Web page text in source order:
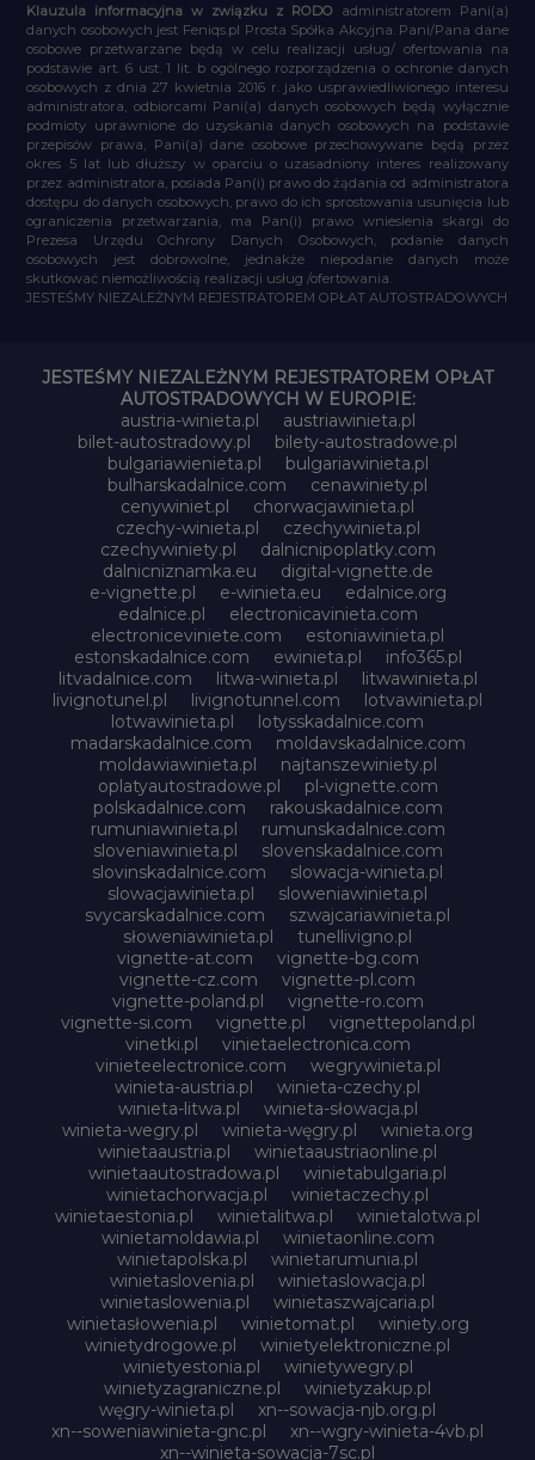
Klauzula informacyjna w związku z RODO administratorem Pani(a)
danych osobowych jest Feniqs.pl Prosta Spółka Akcyjna. Pani/Pana dane
osobowe przetwarzane będą w celu realizacji usług/ ofertowania na
podstawie art. 6 ust. 1 lit. b ogólnego rozporządzenia o ochronie danych
osobowych z dnia 27 kwietnia 2016 r. jako usprawiedliwionego interesu
administratora, odbiorcami Pani(a) danych osobowych będą wyłącznie
podmioty uprawnione do uzyskania danych osobowych na podstawie
przepisów prawa, Pani(a) dane osobowe przechowywane będą przez
okres 5 lat lub dłuższy w oparciu o uzasadniony interes realizowany
przez administratora, posiada Pan(i) prawo do żądania od administratora
dostępu do danych osobowych, prawo do ich sprostowania usunięcia lub
ograniczenia przetwarzania, ma Pan(i) prawo wniesienia skargi do
Prezesa Urzędu Ochrony Danych Osobowych, podanie danych
osobowych jest dobrowolne, jednakże niepodanie danych może
skutkować niemożliwością realizacji usług /ofertowania.
JESTEŚMY NIEZALEŻNYM REJESTRATOREM OPŁAT AUTOSTRADOWYCH
JESTEŚMY NIEZALEŻNYM REJESTRATOREM OPŁAT
AUTOSTRADOWYCH W EUROPIE:
austria-winieta.pl
austriawinieta.pl
bilet-autostradowy.pl
bilety-autostradowe.pl
bulgariawienieta.pl
bulgariawinieta.pl
bulharskadalnice.com
cenawiniety.pl
cenywiniet.pl
chorwacjawinieta.pl
czechy-winieta.pl
czechywinieta.pl
czechywiniety.pl
dalnicnipoplatky.com
dalnicniznamka.eu
digital-vignette.de
e-vignette.pl
e-winieta.eu
edalnice.org
edalnice.pl
electronicavinieta.com
electroniceviniete.com
estoniawinieta.pl
estonskadalnice.com
ewinieta.pl
info365.pl
litvadalnice.com
litwa-winieta.pl
litwawinieta.pl
livignotunel.pl
livignotunnel.com
lotvawinieta.pl
lotwawinieta.pl
lotysskadalnice.com
madarskadalnice.com
moldavskadalnice.com
moldawiawinieta.pl
najtanszewiniety.pl
oplatyautostradowe.pl
pl-vignette.com
polskadalnice.com
rakouskadalnice.com
rumuniawinieta.pl
rumunskadalnice.com
sloveniawinieta.pl
slovenskadalnice.com
slovinskadalnice.com
slowacja-winieta.pl
slowacjawinieta.pl
sloweniawinieta.pl
svycarskadalnice.com
szwajcariawinieta.pl
słoweniawinieta.pl
tunellivigno.pl
vignette-at.com
vignette-bg.com
vignette-cz.com
vignette-pl.com
vignette-poland.pl
vignette-ro.com
vignette-si.com
vignette.pl
vignettepoland.pl
vinetki.pl
vinietaelectronica.com
vinieteelectronice.com
wegrywinieta.pl
winieta-austria.pl
winieta-czechy.pl
winieta-litwa.pl
winieta-słowacja.pl
winieta-wegry.pl
winieta-węgry.pl
winieta.org
winietaaustria.pl
winietaaustriaonline.pl
winietaautostradowa.pl
winietabulgaria.pl
winietachorwacja.pl
winietaczechy.pl
winietaestonia.pl
winietalitwa.pl
winietalotwa.pl
winietamoldawia.pl
winietaonline.com
winietapolska.pl
winietarumunia.pl
winietaslovenia.pl
winietaslowacja.pl
winietaslowenia.pl
winietaszwajcaria.pl
winietasłowenia.pl
winietomat.pl
winiety.org
winietydrogowe.pl
winietyelektroniczne.pl
winietyestonia.pl
winietywegry.pl
winietyzagraniczne.pl
winietyzakup.pl
węgry-winieta.pl
xn--sowacja-njb.org.pl
xn--soweniawinieta-gnc.pl
xn--wgry-winieta-4vb.pl
xn--winieta-sowacja-7sc.pl